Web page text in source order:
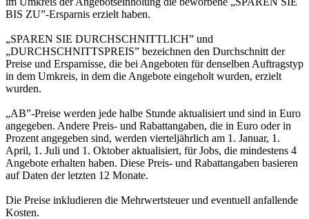
BIS ZU”-Ersparnis erzielt haben.
„SPAREN SIE DURCHSCHNITTLICH” und
„DURCHSCHNITTSPREIS” bezeichnen den Durchschnitt der
Preise und Ersparnisse, die bei Angeboten für denselben Auftragstyp
in dem Umkreis, in dem die Angebote eingeholt wurden, erzielt
wurden.
„AB”-Preise werden jede halbe Stunde aktualisiert und sind in Euro
angegeben. Andere Preis- und Rabattangaben, die in Euro oder in
Prozent angegeben sind, werden vierteljährlich am 1. Januar, 1.
April, 1. Juli und 1. Oktober aktualisiert, für Jobs, die mindestens 4
Angebote erhalten haben. Diese Preis- und Rabattangaben basieren
auf Daten der letzten 12 Monate.
Die Preise inkludieren die Mehrwertsteuer und eventuell anfallende
Kosten.